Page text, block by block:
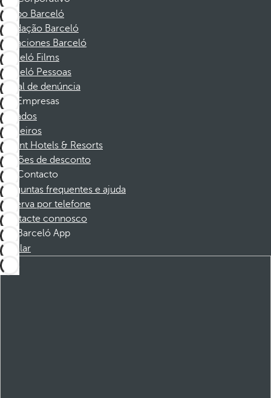
Grupo Barceló
Fundação Barceló
Vacaciones Barceló
Barceló Films
Barceló Pessoas
Canal de denúncia
Empresas
Afiliados
Parceiros
Dorint Hotels & Resorts
Cupões de desconto
Contacto
Perguntas frequentes e ajuda
Reserva por telefone
Contacte connosco
Barceló App
Instalar